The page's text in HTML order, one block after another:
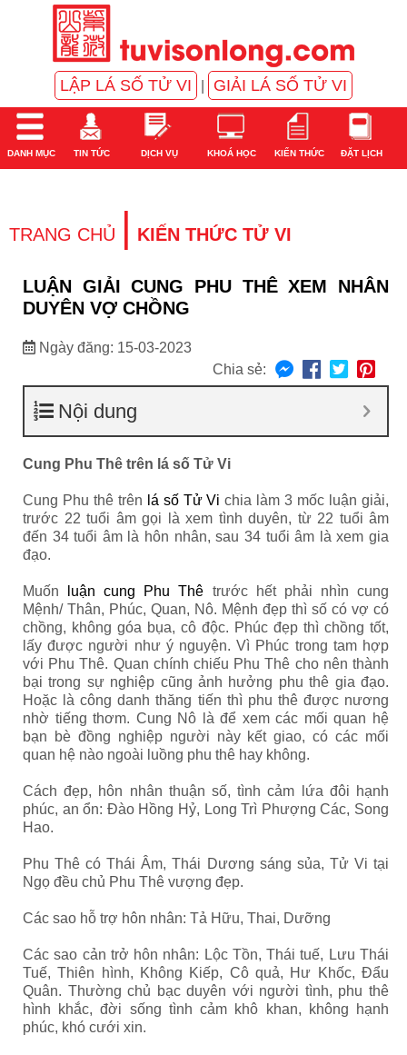
LẬP LÁ SỐ TỬ VI GIẢI LÁ SỐ TỬ VI
DANH MỤC TIN TỨC DỊCH VỤ KHOÁ HỌC KIẾN THỨC ĐẶT LỊCH
TRANG CHỦ | KIẾN THỨC TỬ VI
LUẬN GIẢI CUNG PHU THÊ XEM NHÂN
DUYÊN VỢ CHỒNG
Ngày đăng: 15-03-2023
Chia sẻ:
Nội dung
Cung Phu Thê trên lá số Tử Vi
Cung Phu thê trên lá số Tử Vi chia làm 3 mốc luận giải,
trước 22 tuổi âm gọi là xem tình duyên, từ 22 tuổi âm
đến 34 tuổi âm là hôn nhân, sau 34 tuổi âm là xem gia
đạo.
Muốn luận cung Phu Thê trước hết phải nhìn cung
Mệnh/ Thân, Phúc, Quan, Nô. Mệnh đẹp thì số có vợ có
chồng, không góa bụa, cô độc. Phúc đẹp thì chồng tốt,
lấy được người như ý nguyện. Vì Phúc trong tam hợp
với Phu Thê. Quan chính chiếu Phu Thê cho nên thành
bại trong sự nghiệp cũng ảnh hưởng phu thê gia đạo.
Hoặc là công danh thăng tiến thì phu thê được nương
nhờ tiếng thơm. Cung Nô là để xem các mối quan hệ
bạn bè đồng nghiệp người này kết giao, có các mối
quan hệ nào ngoài luồng phu thê hay không.
Cách đẹp, hôn nhân thuận số, tình cảm lứa đôi hạnh
phúc, an ổn: Đào Hồng Hỷ, Long Trì Phượng Các, Song
Hao.
Phu Thê có Thái Âm, Thái Dương sáng sủa, Tử Vi tại
Ngọ đều chủ Phu Thê vượng đẹp.
Các sao hỗ trợ hôn nhân: Tả Hữu, Thai, Dưỡng
Các sao cản trở hôn nhân: Lộc Tồn, Thái tuế, Lưu Thái
Tuế, Thiên hình, Không Kiếp, Cô quả, Hư Khốc, Đẩu
Quân. Thường chủ bạc duyên với người tình, phu thê
hình khắc, đời sống tình cảm khô khan, không hạnh
phúc, khó cưới xin.